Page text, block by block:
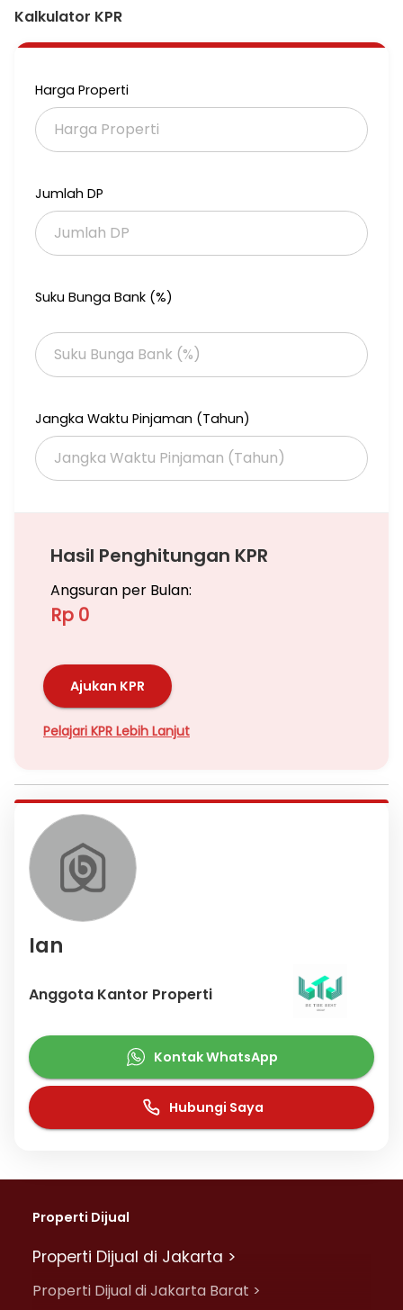
Kab Sleman Yogyakarta
LT 270
Cash
Excl Tax n bia
Kalkulator KPR
Harga Properti
Jumlah DP
Suku Bunga Bank (%)
Jangka Waktu Pinjaman (Tahun)
Hasil Penghitungan KPR
Angsuran per Bulan:
Rp 0
Ajukan KPR
Pelajari KPR Lebih Lanjut
Ian
Anggota Kantor Properti
Kontak WhatsApp
Hubungi Saya
Properti Dijual
Properti Dijual di Jakarta >
Properti Dijual di Jakarta Barat >